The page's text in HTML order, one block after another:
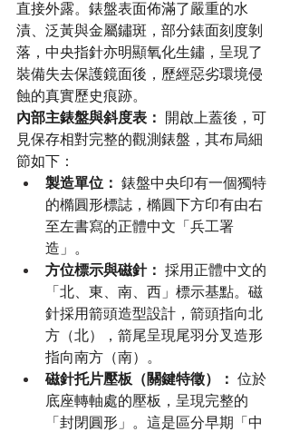
直接外露。錶盤表面佈滿了嚴重的水
漬、泛黃與金屬鏽斑，部分錶面刻度剝
落，中央指針亦明顯氧化生鏽，呈現了
裝備失去保護鏡面後，歷經惡劣環境侵
蝕的真實歷史痕跡。
內部主錶盤與斜度表：
開啟上蓋後，可
見保存相對完整的觀測錶盤，其布局細
節如下：
製造單位： 錶盤中央印有一個獨特
的橢圓形標誌，橢圓下方印有由右
至左書寫的正體中文「兵工署
造」。
方位標示與磁針： 採用正體中文的
「北、東、南、西」標示基點。磁
針採用箭頭造型設計，箭頭指向北
方（北），箭尾呈現尾羽分叉造形
指向南方（南）。
磁針托片壓板（關鍵特徵）： 位於
底座轉軸處的壓板，呈現完整的
「封閉圓形」。這是區分早期「中